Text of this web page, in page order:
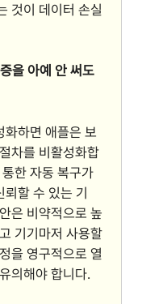
것이 데이터 손실
을 아예 안 써도
화하면 애플은 보
차를 비활성화합
한 자동 복구가
뢰할 수 있는 기
은 비약적으로 높
기기마저 사용할
을 영구적으로 열
의해야 합니다.